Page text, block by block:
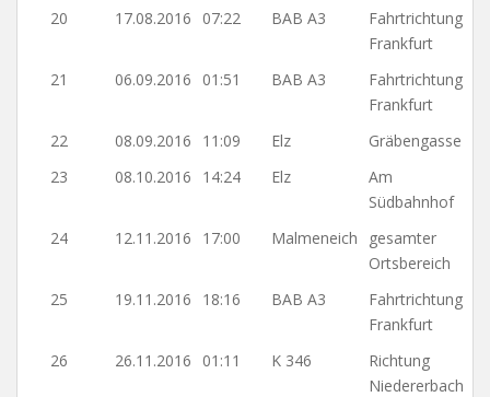
20
17.08.2016 07:22 BAB A3
Fahrtrichtung
Frankfurt
21
06.09.2016 01:51 BAB A3
Fahrtrichtung
Frankfurt
22
08.09.2016 11:09 Elz
Gräbengasse
23
08.10.2016 14:24 Elz
Am
Südbahnhof
24
12.11.2016 17:00 Malmeneich
gesamter
Ortsbereich
25
19.11.2016 18:16 BAB A3
Fahrtrichtung
Frankfurt
26
26.11.2016 01:11 K 346
Richtung
Niedererbach